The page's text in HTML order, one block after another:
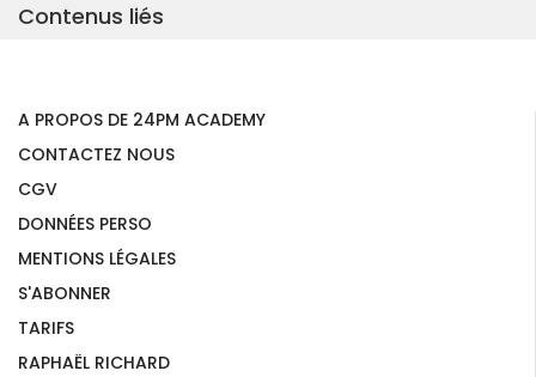
Contenus liés
A PROPOS DE 24PM ACADEMY
CONTACTEZ NOUS
CGV
DONNÉES PERSO
MENTIONS LÉGALES
S'ABONNER
TARIFS
RAPHAËL RICHARD